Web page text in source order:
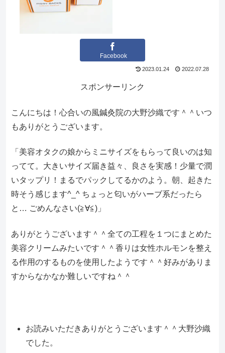
Facebook
2023.01.24 2022.07.28
スポンサーリンク
こんにちは！心合いの風鍼灸院の大野沙織です＾＾いつ
もありがとうございます。
「美容オタクの娘からミニサイズをもらって良いのは知
ってて。大きいサイズ届き益々、良さを実感！少量で潤
いタップリ！まるでパックしてるかのよう。朝、起きた
時そう感じます^_^ ちょっと匂いがハーブ系だったら
と… ごめんなさい(≧∀≦)」
ありがとうございます＾＾全ての工程を１つにまとめた
美容クリームみたいです＾＾香りは女性ホルモンを整え
る作用のするものを使用したようです＾＾好みがありま
すからなかなか難しいですね＾＾
お読みいただきありがとうございます＾＾大野沙織
でした。